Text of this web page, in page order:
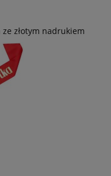
złotym nadrukiem